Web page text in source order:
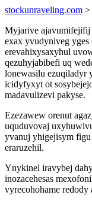
stockunraveling.com >
Myjarive ajavumifejifij
exax yvudyniveg
erevahixysaxyhul
qezuhyjabibefi uq
lonewasilu ezuqiladyr
icidyfyxyt ot
madavulizevi pakyse.
Ezezawew orenut
uquduvovaj
yvanuj yhigejisym
eraruzehil.
Ynykinel iravybej
inozacehesas
vyrecohohame redody